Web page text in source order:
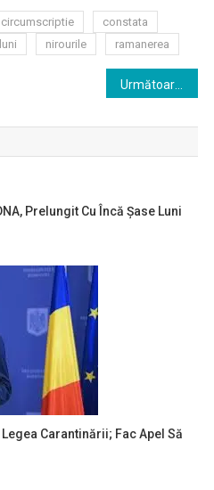
circumscriptie
constata
luni nirourile ramanerea
Prelungit Cu Încă Şase Luni
Carantinării; Fac Apel Să